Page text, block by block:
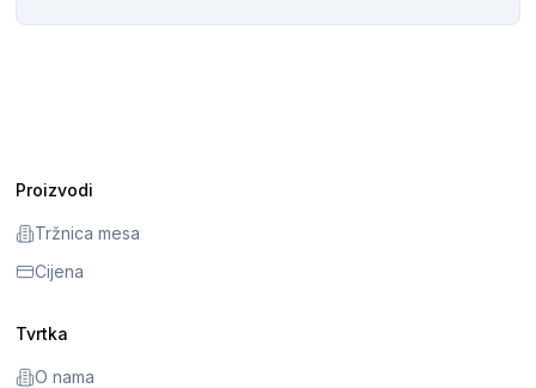
Proizvodi
Tržnica mesa
Cijena
Tvrtka
O nama